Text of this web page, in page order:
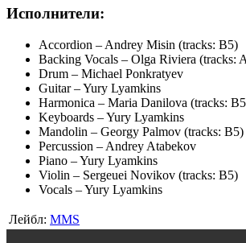
Исполнители:
Accordion – Andrey Misin (tracks: B5)
Backing Vocals – Olga Riviera (tracks:
Drum – Michael Ponkratyev
Guitar – Yury Lyamkins
Harmonica – Maria Danilova (tracks:
Keyboards – Yury Lyamkins
Mandolin – Georgy Palmov (tracks: B5)
Percussion – Andrey Atabekov
Piano – Yury Lyamkins
Violin – Sergeuei Novikov (tracks: B5)
Vocals – Yury Lyamkins
Лейбл: MMS